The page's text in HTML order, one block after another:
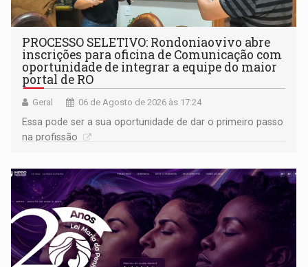
PROCESSO SELETIVO: Rondoniaovivo abre
inscrições para oficina de Comunicação com
oportunidade de integrar a equipe do maior
portal de RO
Geral 06 de Agosto de 2026 às 17:24
Essa pode ser a sua oportunidade de dar o primeiro passo
na profissão